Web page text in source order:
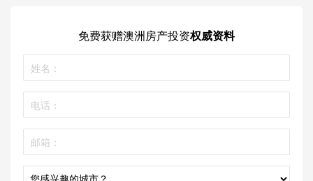
免费获赠澳洲房产投资权威资料